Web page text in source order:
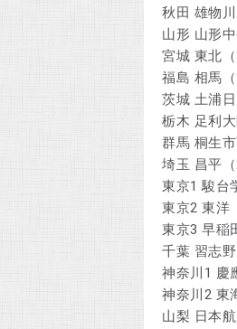
秋田 雄物
山形 山形
宮城 東北
福島 相馬
茨城 土浦
栃木 足利
群馬 桐生
埼玉 昌平
東京1 駿台
東京2 東洋
東京3 早稲
千葉 習志
神奈川1 慶
神奈川2 東
山梨 日本